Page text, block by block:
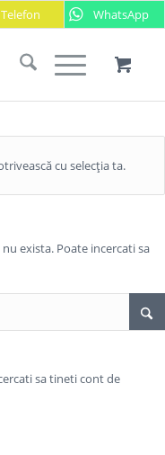
Telefon WhatsApp
cu selecția ta.
exista. Poate incercati sa
sa tineti cont de